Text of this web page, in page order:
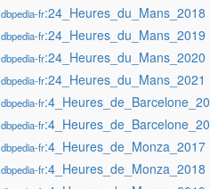
dbpedia-fr:24_Heures_du_Mans_2018
dbpedia-fr:24_Heures_du_Mans_2019
dbpedia-fr:24_Heures_du_Mans_2020
dbpedia-fr:24_Heures_du_Mans_2021
dbpedia-fr
dbpedia-fr
dbpedia-fr:4_Heures_de_Monza_2017
dbpedia-fr:4_Heures_de_Monza_2018